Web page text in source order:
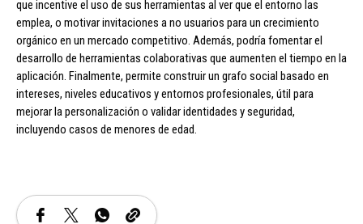
que incentive el uso de sus herramientas al ver que el entorno las
emplea, o motivar invitaciones a no usuarios para un crecimiento
orgánico en un mercado competitivo. Además, podría fomentar el
desarrollo de herramientas colaborativas que aumenten el tiempo en la
aplicación. Finalmente, permite construir un grafo social basado en
intereses, niveles educativos y entornos profesionales, útil para
mejorar la personalización o validar identidades y seguridad,
incluyendo casos de menores de edad.